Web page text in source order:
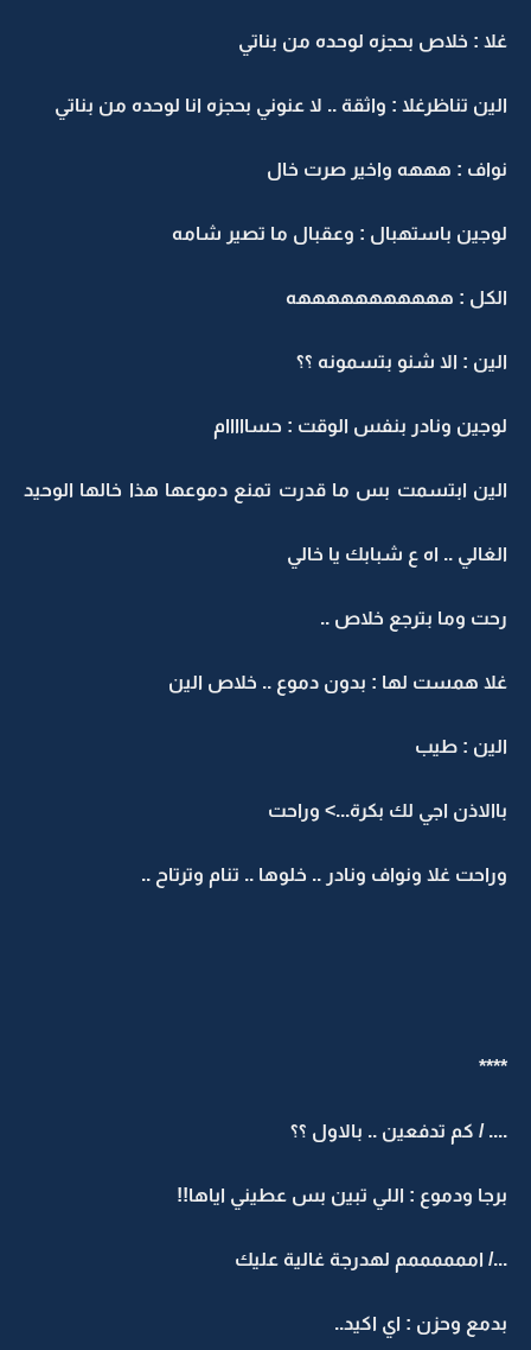
غلا : خلاص بحجزه لوحده من بناتي
الين تناظرغلا : واثقة .. لا عنوني بحجزه انا لوحده من بناتي
نواف : هههه واخير صرت خال
لوجين باستهبال : وعقبال ما تصير شامه
الكل : هههههههههههه
الين : الا شنو بتسمونه ؟؟
لوجين ونادر بنفس الوقت : حسااااام
الين ابتسمت بس ما قدرت تمنع دموعها هذا خالها الوحيد
الغالي .. اه ع شبابك يا خالي
رحت وما بترجع خلاص ..
غلا همست لها : بدون دموع .. خلاص الين
الين : طيب
باالاذن اجي لك بكرة...> وراحت
وراحت غلا ونواف ونادر .. خلوها .. تنام وترتاح ..
****
.... / كم تدفعين .. بالاول ؟؟
برجا ودموع : اللي تبين بس عطيني اياها!!
.../ اممممممم لهدرجة غالية عليك
بدمع وحزن : اي اكيد..